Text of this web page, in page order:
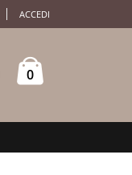
ACCEDI
0